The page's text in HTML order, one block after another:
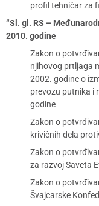
profil tehničar za
“Sl. gl. RS –
2010. godine
Zakon o
njihovog prtljaga
2002. godine o
prevozu putnika i
godine
Zakon o
krivičnih dela
Zakon o
za razvoj Saveta
Zakon o
Švajcarske